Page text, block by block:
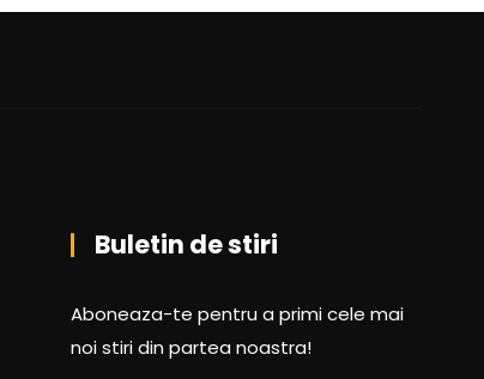
Buletin de stiri
Aboneaza-te pentru a primi cele mai
noi stiri din partea noastra!